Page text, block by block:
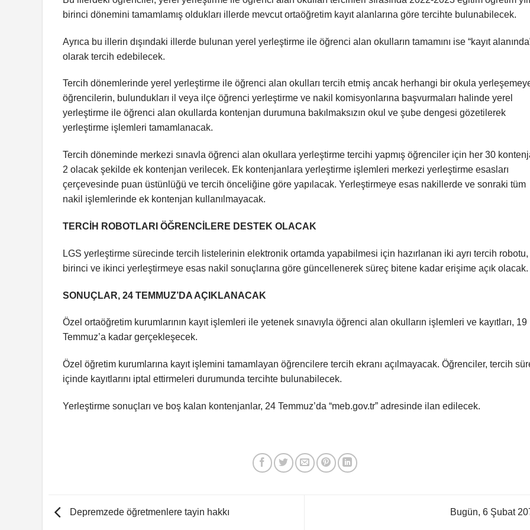
birinci dönemini tamamlamış oldukları illerde mevcut ortaöğretim kayıt alanlarına göre tercihte bulunabilecek.
Ayrıca bu illerin dışındaki illerde bulunan yerel yerleştirme ile öğrenci alan okulların tamamını ise “kayıt
olarak tercih edebilecek.
Tercih dönemlerinde yerel yerleştirme ile öğrenci alan okulları tercih etmiş ancak herhangi bir okula
öğrencilerin, bulundukları il veya ilçe öğrenci yerleştirme ve nakil komisyonlarına başvurmaları halinde yerel
yerleştirme ile öğrenci alan okullarda kontenjan durumuna bakılmaksızın okul ve şube dengesi gözetilerek
yerleştirme işlemleri tamamlanacak.
Tercih döneminde merkezi sınavla öğrenci alan okullara yerleştirme tercihi yapmış öğrenciler için her 30
2 olacak şekilde ek kontenjan verilecek. Ek kontenjanlara yerleştirme işlemleri merkezi yerleştirme esasları
çerçevesinde puan üstünlüğü ve tercih önceliğine göre yapılacak. Yerleştirmeye esas nakillerde ve sonraki tüm
nakil işlemlerinde ek kontenjan kullanılmayacak.
TERCİH ROBOTLARI ÖĞRENCİLERE DESTEK OLACAK
LGS yerleştirme sürecinde tercih listelerinin elektronik ortamda yapabilmesi için hazırlanan iki ayrı tercih robotu,
birinci ve ikinci yerleştirmeye esas nakil sonuçlarına göre güncellenerek süreç bitene kadar erişime açık olacak.
SONUÇLAR, 24 TEMMUZ’DA AÇIKLANACAK
Özel ortaöğretim kurumlarının kayıt işlemleri ile yetenek sınavıyla öğrenci alan okulların işlemleri ve kayıtları, 19
Temmuz’a kadar gerçekleşecek.
Özel öğretim kurumlarına kayıt işlemini tamamlayan öğrencilere tercih ekranı açılmayacak. Öğrenciler, tercih
içinde kayıtlarını iptal ettirmeleri durumunda tercihte bulunabilecek.
Yerleştirme sonuçları ve boş kalan kontenjanlar, 24 Temmuz’da “meb.gov.tr” adresinde ilan edilecek.
Depremzede öğretmenlere tayin hakkı Bugün, 6 Şubat